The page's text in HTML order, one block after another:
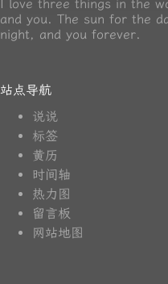
I love three things in the
and you. The sun for the
night, and you forever.
站点导航
说说
标签
黄历
时间轴
热力图
留言板
网站地图